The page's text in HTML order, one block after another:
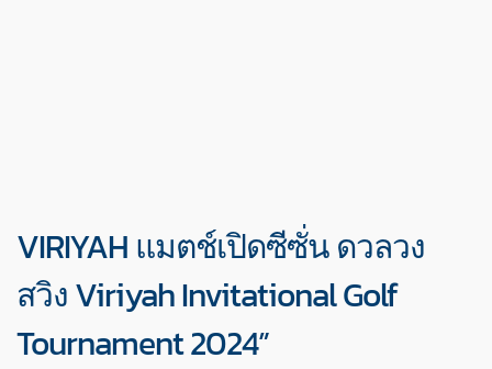
VIRIYAH แมตช์เปิดซีซั่น ดวลวง
สวิง Viriyah Invitational Golf
Tournament 2024”